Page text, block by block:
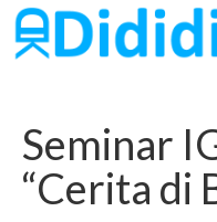
Seminar
“Cerita di